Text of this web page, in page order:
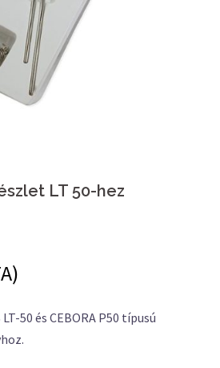
LT 50-hez
50 és CEBORA P50 típusú